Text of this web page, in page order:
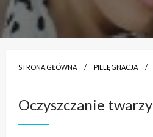
STRONA GŁÓWNA PIELĘGNACJA
Oczyszczanie twarzy